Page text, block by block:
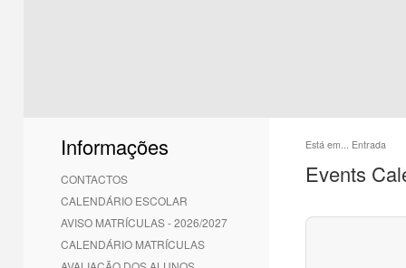
Informações
CONTACTOS
CALENDÁRIO ESCOLAR
AVISO MATRÍCULAS - 2026/2027
CALENDÁRIO MATRÍCULAS
Está em... Entrada
Events